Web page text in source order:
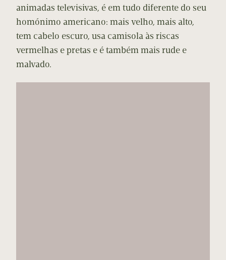
animadas televisivas, é em tudo diferente do seu
homónimo americano: mais velho, mais alto,
tem cabelo escuro, usa camisola às riscas
vermelhas e pretas e é também mais rude e
malvado.